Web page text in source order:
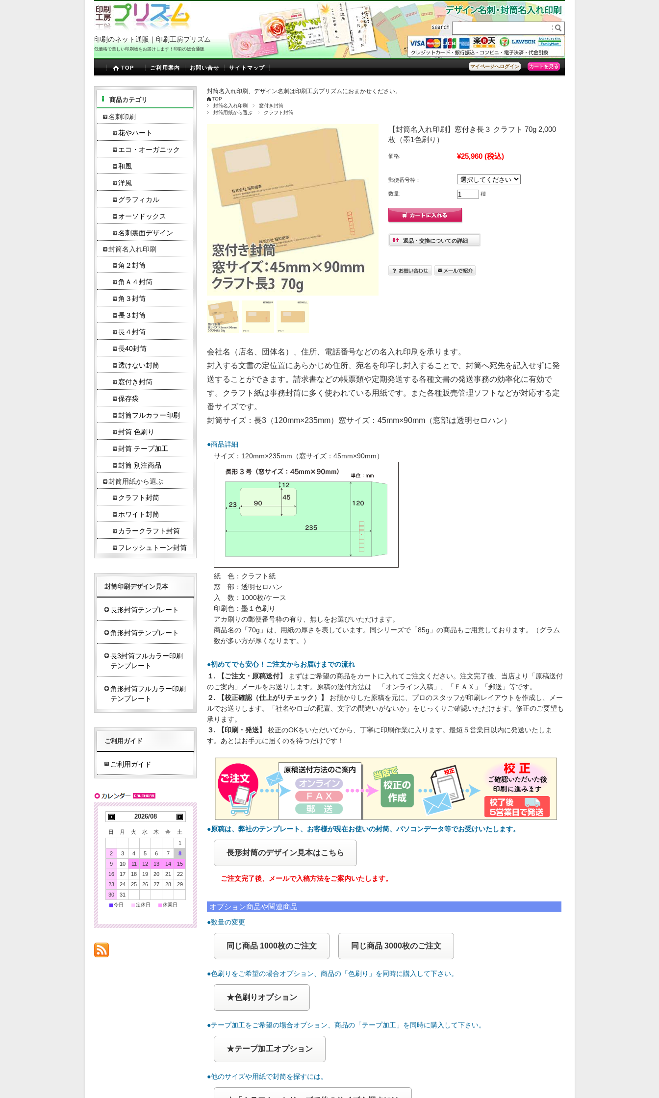
印刷のネット通販｜印刷工房プリズム
低価格で美しい印刷物をお届けします！印刷の総合通販
マイページへログイン カートを見る
TOP ご利用案内 お問い合せ サイトマップ
封筒名入れ印刷、デザイン名刺は印刷工房プリズムにおまかせください。
TOP
封筒名入れ印刷
窓付き封筒
封筒用紙から選ぶ
クラフト封筒
【封筒名入れ印刷】窓付き長３ クラフト 70g 2,000
枚（墨1色刷り）
価格: ¥25,960 (税込)
郵便番号枠：
数量: 種
返品・交換についての詳細
会社名（店名、団体名）、住所、電話番号などの名入れ印刷を承ります。
封入する文書の定位置にあらかじめ住所、宛名を印字し封入することで、封筒へ宛先を記入せずに発
送することができます。請求書などの帳票類や定期発送する各種文書の発送事務の効率化に有効で
す。クラフト紙は事務封筒に多く使われている用紙です。また各種販売管理ソフトなどが対応する定
番サイズです。
封筒サイズ：長3（120mm×235mm）窓サイズ：45mm×90mm（窓部は透明セロハン）
●商品詳細
サイズ：120mm×235mm（窓サイズ：45mm×90mm）
紙 色：クラフト紙
窓 部：透明セロハン
入 数：1000枚/ケース
印刷色：墨１色刷り
アカ刷りの郵便番号枠の有り、無しをお選びいただけます。
商品名の「70g」は、用紙の厚さを表しています。同シリーズで「85g」の商品もご用意しております。（グラム
数が多い方が厚くなります。）
●初めてでも安心！ご注文からお届けまでの流れ
１. 【ご注文・原稿送付】
まずはご希望の商品をカートに入れてご注文ください。注文完了後、当店より「原稿送付
のご案内」メールをお送りします。原稿の送付方法は 「オンライン入稿」、「ＦＡＸ」「郵送」等です。
２. 【校正確認（仕上がりチェック）】
お預かりした原稿を元に、プロのスタッフが印刷レイアウトを作成し、メー
ルでお送りします。「社名やロゴの配置、文字の間違いがないか」をじっくりご確認いただけます。修正のご要望も
承ります。
３. 【印刷・発送】 校正のOKをいただいてから、丁寧に印刷作業に入ります。最短５営業日以内に発送いたしま
す。あとはお手元に届くのを待つだけです！
●原稿は、弊社のテンプレート、お客様が現在お使いの封筒、パソコンデータ等でお受けいたします。
長形封筒のデザイン見本はこちら
ご注文完了後、メールで入稿方法をご案内いたします。
オプション商品や関連商品
●数量の変更
同じ商品 1000枚のご注文 同じ商品 3000枚のご注文
●色刷りをご希望の場合オプション、商品の「色刷り」を同時に購入して下さい。
★色刷りオプション
●テープ加工をご希望の場合オプション、商品の「テープ加工」を同時に購入して下さい。
★テープ加工オプション
●他のサイズや用紙で封筒を探すには。
商品カテゴリ
名刺印刷
花やハート
エコ・オーガニック
和風
洋風
グラフィカル
オーソドックス
名刺裏面デザイン
封筒名入れ印刷
角２封筒
角Ａ４封筒
角３封筒
長３封筒
長４封筒
長40封筒
透けない封筒
窓付き封筒
保存袋
封筒フルカラー印刷
封筒 色刷り
封筒 テープ加工
封筒 別注商品
封筒用紙から選ぶ
クラフト封筒
ホワイト封筒
カラークラフト封筒
フレッシュトーン封筒
封筒印刷デザイン見本
長形封筒テンプレート
角形封筒テンプレート
長3封筒フルカラー印刷
テンプレート
角形封筒フルカラー印刷
テンプレート
ご利用ガイド
ご利用ガイド
2026/08
日 月 火 水 木 金
土
1
2
3 4 5 6 7
8
9
10 11 12 13 14
15
16
17 18 19 20 21
22
23
24 25 26 27 28
29
30
31
■ 今日 ■ 定休日 ■ 休業日